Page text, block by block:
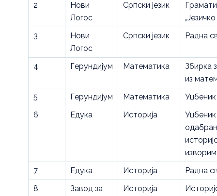
2
Нови
Логос
Српски језик
3
Нови
Логос
Српски језик Радна
4 Герундијум Математика
Збирка
из
5
Герундијум Математика
Уџбеник
6
Едука Историја
7
Едука Историја
Радна
8
Завод за
Историја